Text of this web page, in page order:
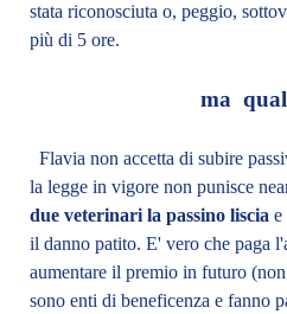
stata riconosciuta o, peggio,
più di 5 ore.
ma
Flavia non accetta di subire
la legge in vigore non punisce
due veterinari la passino liscia e
il danno patito. E' vero che paga
aumentare il premio in futuro
sono enti di beneficenza e fanno